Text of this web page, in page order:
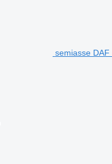
semiasse